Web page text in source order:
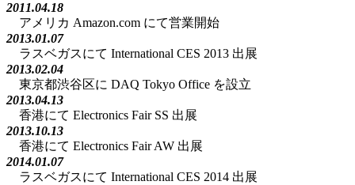
2011.04.18
アメリカ Amazon.com にて営業開始
2013.01.07
ラスベガスにて International CES 2013 出展
2013.02.04
東京都渋谷区に DAQ Tokyo Office を設立
2013.04.13
香港にて Electronics Fair SS 出展
2013.10.13
香港にて Electronics Fair AW 出展
2014.01.07
ラスベガスにて International CES 2014 出展